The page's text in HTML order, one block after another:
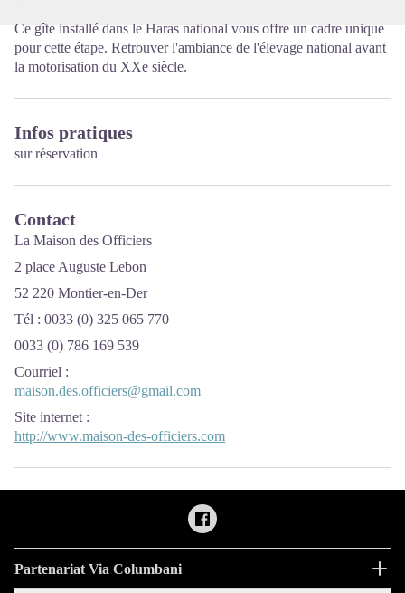
Ce gîte installé dans le Haras national vous offre un cadre unique
pour cette étape. Retrouver l'ambiance de l'élevage national avant
la motorisation du XXe siècle.
Infos pratiques
sur réservation
Contact
La Maison des Officiers
2 place Auguste Lebon
52 220 Montier-en-Der
Tél : 0033 (0) 325 065 770
0033 (0) 786 169 539
Courriel :
maison.des.officiers@gmail.com
Site internet :
http://www.maison-des-officiers.com
Partenariat Via Columbani